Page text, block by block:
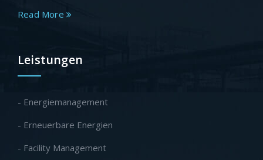
Read More
Leistungen
- Energiemanagement
- Erneuerbare Energien
- Facility Management